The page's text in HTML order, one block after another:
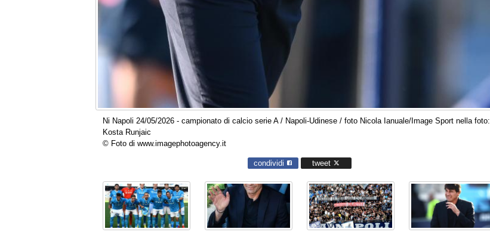
Ni Napoli 24/05/2026 - campionato di calcio serie A / Napoli-Udinese / foto Nicola Ianuale/Image Sport nella foto:
Kosta Runjaic
© Foto di www.imagephotoagency.it
condividi tweet